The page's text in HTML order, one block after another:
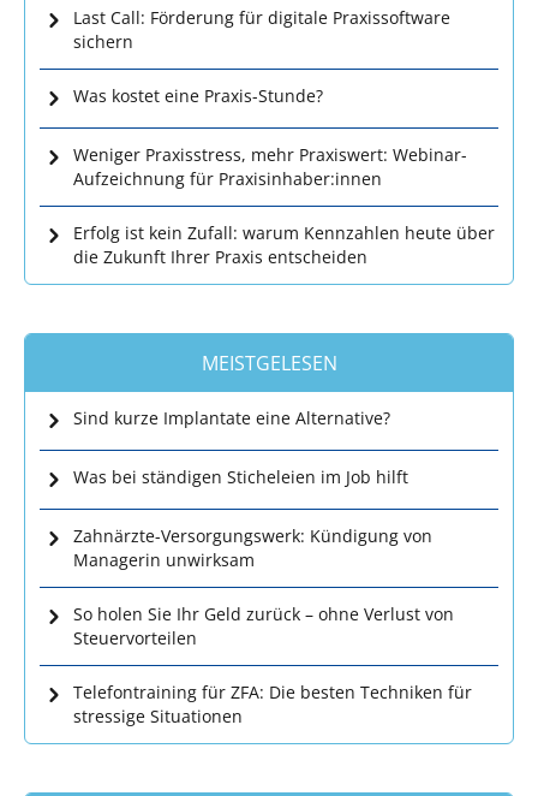
Last Call: Förderung für digitale Praxissoftware
sichern
Was kostet eine Praxis-Stunde?
Weniger Praxisstress, mehr Praxiswert: Webinar-
Aufzeichnung für Praxisinhaber:innen
Erfolg ist kein Zufall: warum Kennzahlen heute über
die Zukunft Ihrer Praxis entscheiden
MEISTGELESEN
Sind kurze Implantate eine Alternative?
Was bei ständigen Sticheleien im Job hilft
Zahnärzte-Versorgungswerk: Kündigung von
Managerin unwirksam
So holen Sie Ihr Geld zurück – ohne Verlust von
Steuervorteilen
Telefontraining für ZFA: Die besten Techniken für
stressige Situationen